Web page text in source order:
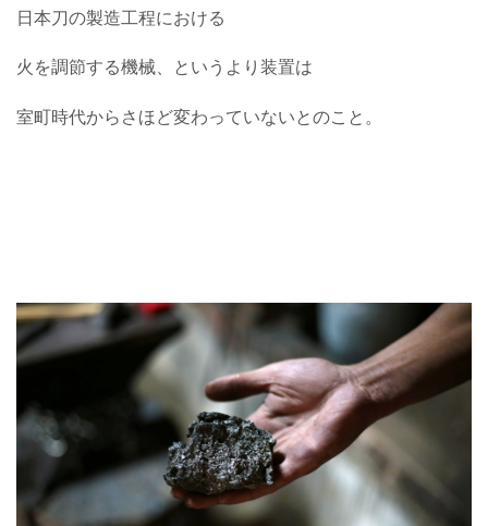
日本刀の製造工程における
火を調節する機械、というより装置は
室町時代からさほど変わっていないとのこと。